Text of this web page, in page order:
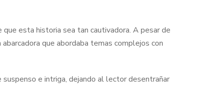
esta historia sea tan cautivadora. A pesar de
que abordaba temas complejos con
e intriga, dejando al lector desentrañar